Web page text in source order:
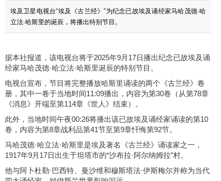
埃及卫星电视台“埃及《古兰经》”为纪念已故埃及诵经家马哈茂德·哈
立法·哈斯里的诞辰，将播出特别节目。
据本社报道，该电视台将于2025年9月17日播出纪念已故埃及诵
经家马哈茂德·哈立法·哈斯里诞辰的特别节目。
电视台宣布，节目将完整播放哈斯里诵读的两个《古兰经》卷
册，其中一卷于当地时间11:09播出，内容为第30卷（从第78章
《消息》开端至第114章《世人》结束）。
此外，当地时间午夜00:26将播出该已故埃及诵经家诵读的第10
卷，内容为第8章战利品第41节至第9章忏悔第92节。
马哈茂德·哈立法·哈斯里是埃及著名《古兰经》诵读家之一，
1917年9月17日出生于坦塔市的“沙布拉·阿尔纳姆拉”村。
他与阿卜杜勒·巴西特、曼沙维和穆斯塔法·伊斯梅尔并称为当代